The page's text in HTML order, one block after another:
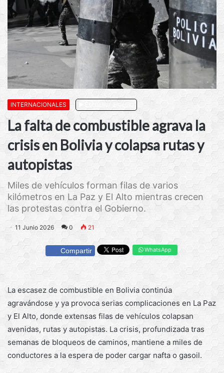
INTERNACIONALES Escuchar artículo
La falta de combustible agrava la
crisis en Bolivia y colapsa rutas y
autopistas
Miles de vehículos forman filas de varios
kilómetros en La Paz y El Alto mientras crecen
las protestas contra el Gobierno.
11 Junio 2026 0 21
Compartir WhatsApp
La escasez de combustible en Bolivia continúa
agravándose y ya provoca serias complicaciones en La Paz
y El Alto, donde extensas filas de vehículos colapsan
avenidas, rutas y autopistas. La crisis, profundizada tras
semanas de bloqueos de caminos, mantiene a miles de
conductores a la espera de poder cargar nafta o gasoil.